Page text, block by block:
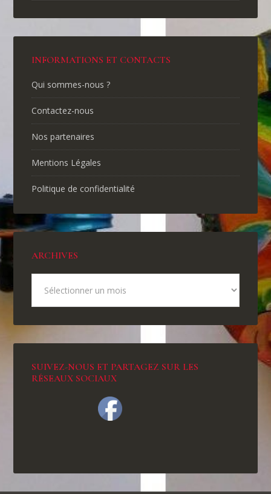
INFORMATIONS ET CONTACTS
Qui sommes-nous ?
Contactez-nous
Nos partenaires
Mentions Légales
Politique de confidentialité
ARCHIVES
SUIVEZ-NOUS ET PARTAGEZ SUR LES
RÉSEAUX SOCIAUX